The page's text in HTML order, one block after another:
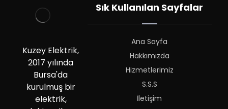
Kuzey Elektrik,
2017 yılında
Bursa'da
kurulmuş bir
elektrik,
Sık Kullanılan Sayfalar
Ana Sayfa
Hakkımızda
Hizmetlerimiz
S.S.S
İletişim